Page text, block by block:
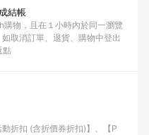
結帳
物，且在１小時內於同一瀏覽
取消訂單、退貨、購物中登出
點
折扣 (含折價券折扣)】、【P